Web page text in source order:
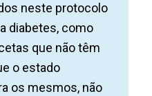
neste protocolo
diabetes, como
que não têm
o estado
os mesmos, não